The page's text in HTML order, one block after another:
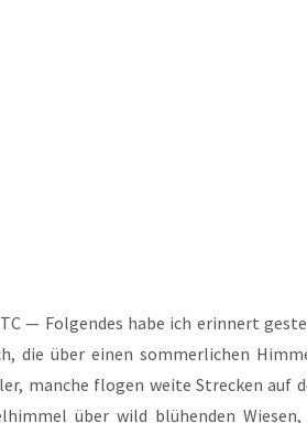
— Fol­gen­des habe ich erin­nert
die über einen som­mer­li­chen
man­che flo­gen wei­te Stre­cken auf
über wild blü­hen­den